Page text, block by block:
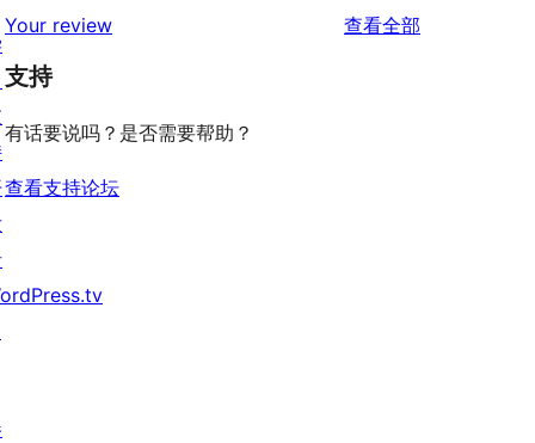
价
评
价
星
评
1
星
价
Your review 查看全部
支持
有话要说吗？是否需要帮助？
查看支持论坛